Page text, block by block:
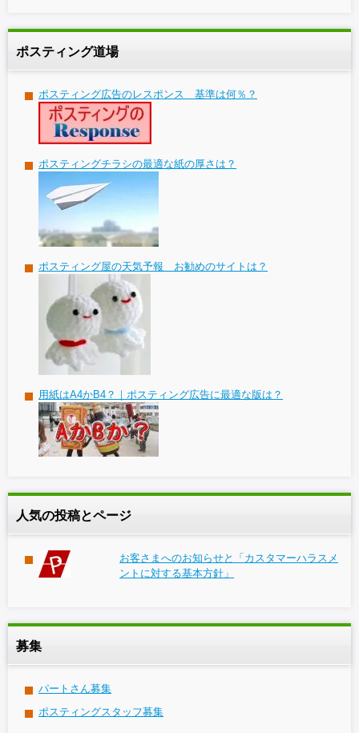
ポスティング道場
ポスティング広告のレスポンス 基準は何％？
ポスティングチラシの最適な紙の厚さは？
ポスティング屋の天気予報 お勧めのサイトは？
用紙はA4かB4？｜ポスティング広告に最適な版は？
人気の投稿とページ
お客さまへのお知らせと「カスタマーハラスメ
ントに対する基本方針」
募集
パートさん募集
ポスティングスタッフ募集